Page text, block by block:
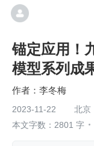
锚定应用！
模型系列成
李冬梅
2023-11-22
北京
本文字数：2801 字